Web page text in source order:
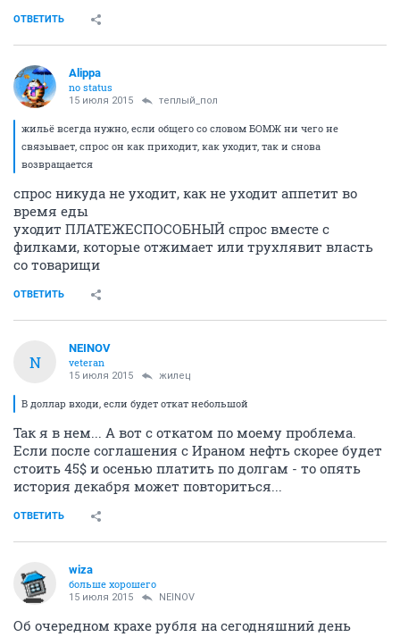
ОТВЕТИТЬ
Alippa
no status
15 июля 2015 теплый_пол
жильё всегда нужно, если общего со словом БОМЖ ни чего не
связывает, спрос он как приходит, как уходит, так и снова
возвращается
спрос никуда не уходит, как не уходит аппетит во
время еды
уходит ПЛАТЕЖЕСПОСОБНЫЙ спрос вместе с
филками, которые отжимает или трухлявит власть
со товарищи
ОТВЕТИТЬ
N
NEINOV
veteran
15 июля 2015 жилец
В доллар входи, если будет откат небольшой
Так я в нем... А вот с откатом по моему проблема.
Если после соглашения с Ираном нефть скорее будет
стоить 45$ и осенью платить по долгам - то опять
история декабря может повториться...
ОТВЕТИТЬ
wiza
больше хорошего
15 июля 2015 NEINOV
Об очередном крахе рубля на сегодняшний день